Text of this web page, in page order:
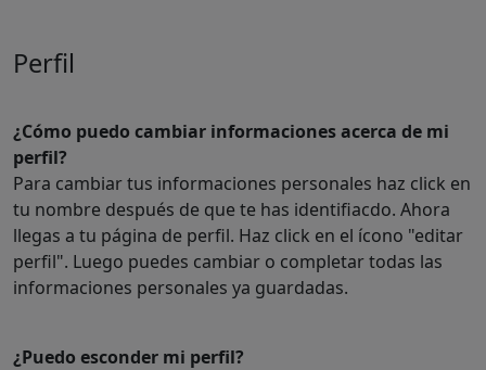
Perfil
¿Cómo puedo cambiar informaciones acerca de mi
perfil?
Para cambiar tus informaciones personales haz click en
tu nombre después de que te has identifiacdo. Ahora
llegas a tu página de perfil. Haz click en el ícono "editar
perfil". Luego puedes cambiar o completar todas las
informaciones personales ya guardadas.
¿Puedo esconder mi perfil?